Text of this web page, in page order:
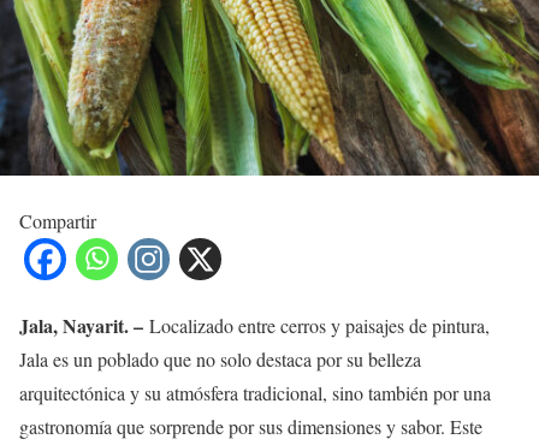
Compartir
Jala, Nayarit. – Localizado entre cerros y paisajes de pintura,
Jala es un poblado que no solo destaca por su belleza
arquitectónica y su atmósfera tradicional, sino también por una
gastronomía que sorprende por sus dimensiones y sabor. Este